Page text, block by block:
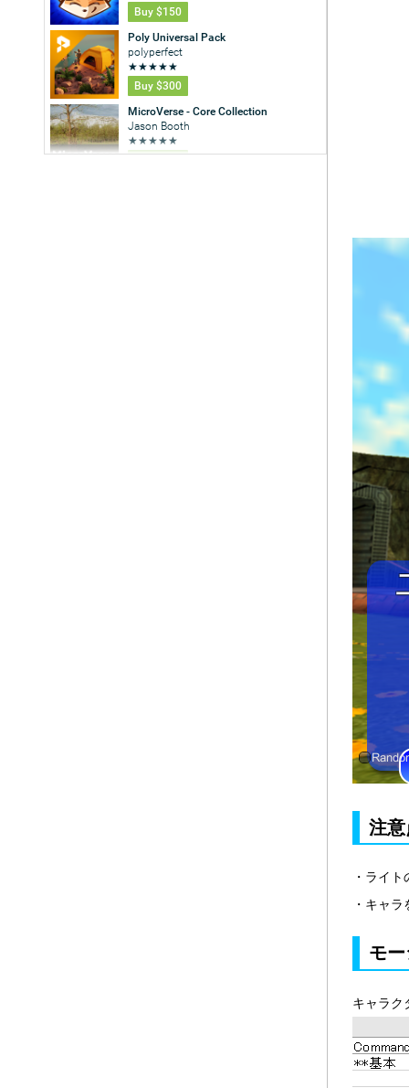
注意
・ライ
・キャ
モ
キャラク